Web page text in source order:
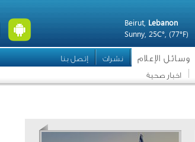
Beirut, Lebanon
Sunny, 25C°, (77°F)
وسائل الإعلام نشرات
إتصل بنا
اخبار صحية